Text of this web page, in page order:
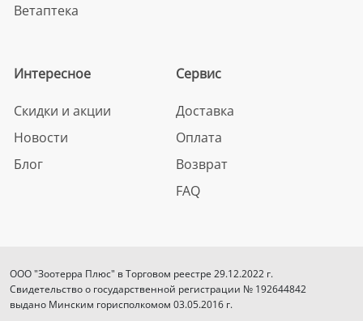
Ветаптека
Интересное
Скидки и акции
Новости
Блог
Сервис
Доставка
Оплата
Возврат
FAQ
ООО "Зоотерра Плюс" в Торговом реестре 29.12.2022 г.
Свидетельство о государственной регистрации № 192644842
выдано Минским горисполкомом 03.05.2016 г.